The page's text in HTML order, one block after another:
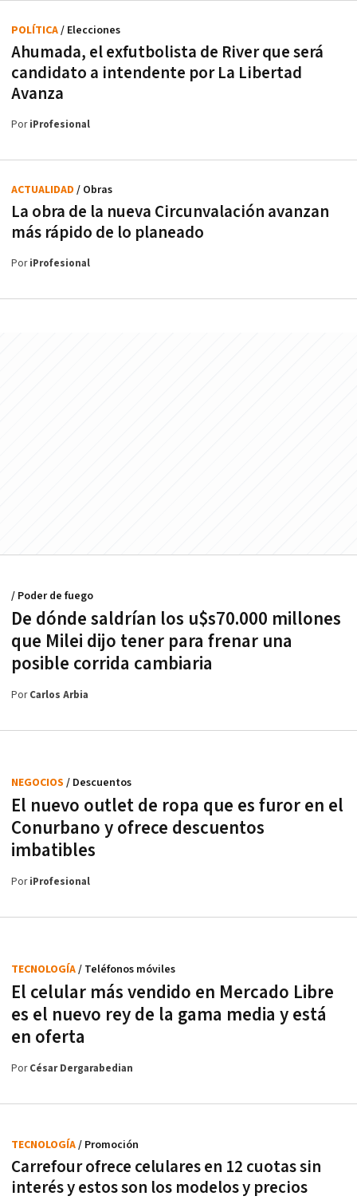
Ahumada, el exfutbolista de River que será
candidato a intendente por La Libertad
Avanza
POLÍTICA/ Elecciones
PoriProfesional
La obra de la nueva Circunvalación avanzan
más rápido de lo planeado
ACTUALIDAD / Obras
PoriProfesional
De dónde saldrían los u$s70.000 millones
que Milei dijo tener para frenar una
posible corrida cambiaria
/ Poder de fuego
PorCarlos Arbia
El nuevo outlet de ropa que es furor en el
Conurbano y ofrece descuentos
imbatibles
NEGOCIOS / Descuentos
PoriProfesional
El celular más vendido en Mercado Libre
es el nuevo rey de la gama media y está
en oferta
TECNOLOGÍA/ Teléfonos móviles
PorCésar Dergarabedian
Carrefour ofrece celulares en 12 cuotas sin
interés y estos son los modelos y precios
TECNOLOGÍA/ Promoción